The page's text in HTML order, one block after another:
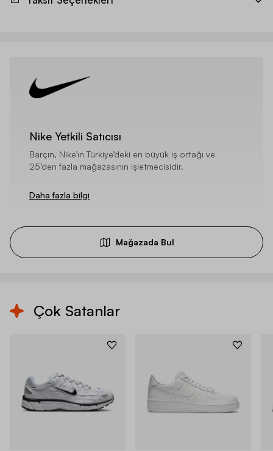
Nike Yetkili Satıcısı
Barçın, Nike’ın Türkiye’deki en büyük iş ortağı ve
25’den fazla mağazasının işletmecisidir.
Daha fazla bilgi
Mağazada Bul
Çok Satanlar